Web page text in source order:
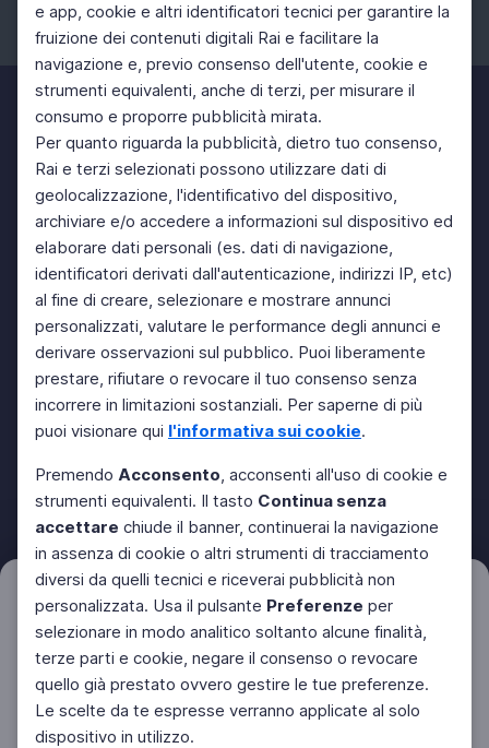
e app, cookie e altri identificatori tecnici per garantire la
fruizione dei contenuti digitali Rai e facilitare la
navigazione e, previo consenso dell'utente, cookie e
strumenti equivalenti, anche di terzi, per misurare il
consumo e proporre pubblicità mirata.
Per quanto riguarda la pubblicità, dietro tuo consenso,
Rai e terzi selezionati possono utilizzare dati di
geolocalizzazione, l'identificativo del dispositivo,
archiviare e/o accedere a informazioni sul dispositivo ed
elaborare dati personali (es. dati di navigazione,
identificatori derivati dall'autenticazione, indirizzi IP, etc)
al fine di creare, selezionare e mostrare annunci
personalizzati, valutare le performance degli annunci e
derivare osservazioni sul pubblico. Puoi liberamente
prestare, rifiutare o revocare il tuo consenso senza
incorrere in limitazioni sostanziali. Per saperne di più
puoi visionare qui l'informativa sui cookie.
Premendo Acconsento, acconsenti all'uso di cookie e
strumenti equivalenti. Il tasto Continua senza
accettare chiude il banner, continuerai la navigazione
in assenza di cookie o altri strumenti di tracciamento
diversi da quelli tecnici e riceverai pubblicità non
personalizzata. Usa il pulsante Preferenze per
selezionare in modo analitico soltanto alcune finalità,
terze parti e cookie, negare il consenso o revocare
quello già prestato ovvero gestire le tue preferenze.
Le scelte da te espresse verranno applicate al solo
dispositivo in utilizzo.
Filtri Azzera
Facebook Instagram Twitter